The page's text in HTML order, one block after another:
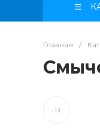
Главная /